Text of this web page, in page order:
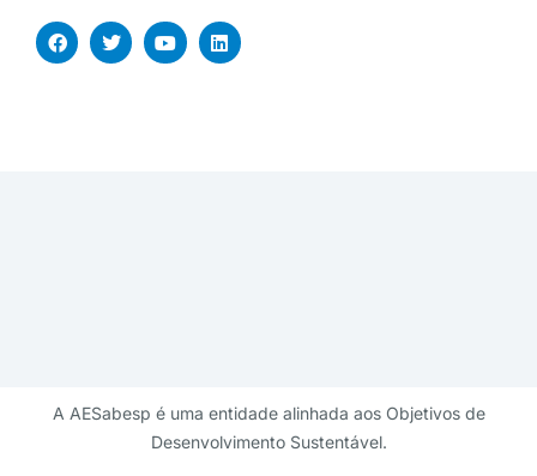
A AESabesp é uma entidade alinhada aos Objetivos de
Desenvolvimento Sustentável.